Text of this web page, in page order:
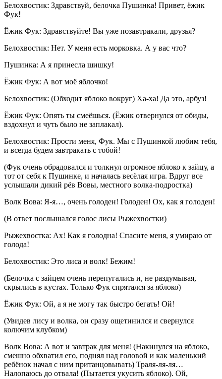
Белохвостик: Здравствуй, белочка Пушинка! Привет, ёжик
Фук!
Ёжик Фук: Здравствуйте! Вы уже позавтракали, друзья?
Белохвостик: Нет. У меня есть морковка. А у вас что?
Пушинка: А я принесла шишку!
Ёжик Фук: А вот моё яблочко!
Белохвостик: (Обходит яблоко вокруг) Ха-ха! Да это, арбуз!
Ёжик Фук: Опять ты смеёшься. (Ёжик отвернулся от обиды,
вздохнул и чуть было не заплакал).
Белохвостик: Прости меня, Фук. Мы с Пушинкой любим тебя,
и всегда будем завтракать с тобой!
(Фук очень обрадовался и толкнул огромное яблоко к зайцу, а
тот от себя к Пушинке, и началась весёлая игра. Вдруг все
услышали дикий рёв Вовы, местного волка-подростка)
Волк Вова: Я-я…, очень голоден! Голоден! Ох, как я голоден!
(В ответ послышался голос лисы Рыжехвостки)
Рыжехвостка: Ах! Как я голодна! Спасите меня, я умираю от
голода!
Белохвостик: Это лиса и волк! Бежим!
(Белочка с зайцем очень перепугались и, не раздумывая,
скрылись в кустах. Только Фук спрятался за яблоко)
Ёжик Фук: Ой, а я не могу так быстро бегать! Ой!
(Увидев лису и волка, он сразу ощетинился и свернулся
колючим клубком)
Волк Вова: А вот и завтрак для меня! (Накинулся на яблоко,
смешно обхватил его, поднял над головой и как маленький
ребёнок начал с ним пританцовывать) Траля-ля-ля…
Налопаюсь до отвала! (Пытается укусить яблоко). Ой,